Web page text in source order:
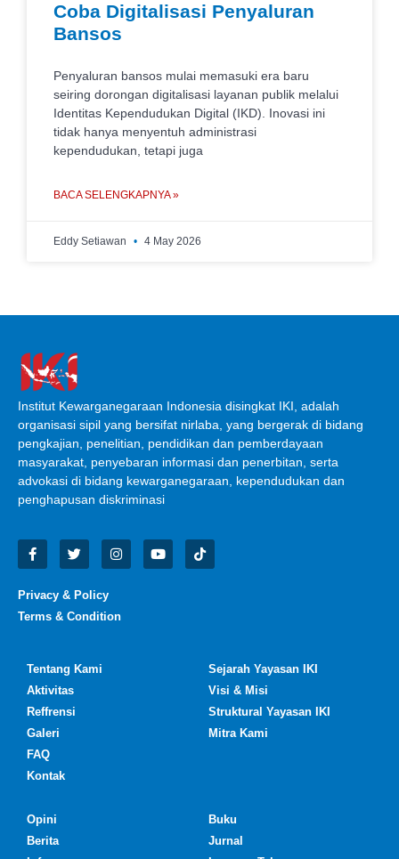
Coba Digitalisasi Penyaluran
Bansos
Penyaluran bansos mulai memasuki era baru
seiring dorongan digitalisasi layanan publik melalui
Identitas Kependudukan Digital (IKD). Inovasi ini
tidak hanya menyentuh administrasi
kependudukan, tetapi juga
BACA SELENGKAPNYA »
Eddy Setiawan 4 May 2026
Institut Kewarganegaraan Indonesia disingkat IKI, adalah
organisasi sipil yang bersifat nirlaba, yang bergerak di bidang
pengkajian, penelitian, pendidikan dan pemberdayaan
masyarakat, penyebaran informasi dan penerbitan, serta
advokasi di bidang kewarganegaraan, kependudukan dan
penghapusan diskriminasi
Privacy & Policy
Terms & Condition
Tentang Kami
Aktivitas
Reffrensi
Galeri
FAQ
Kontak
Sejarah Yayasan IKI
Visi & Misi
Struktural Yayasan IKI
Mitra Kami
Opini
Berita
Buku
Jurnal